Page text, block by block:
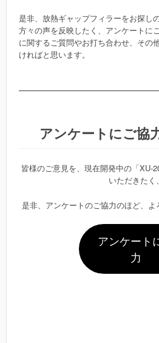
是非、放熱ギャップフィラーをお探し
方々の声を反映したく、アンケートに
に関するご質問やお打ち合わせ、その
ければと思います。
アンケートにご協
皆様のご意見を、現在開発中の「XU-
いただきたく、
是非、アンケートのご協力のほど、よ
アンケート
力